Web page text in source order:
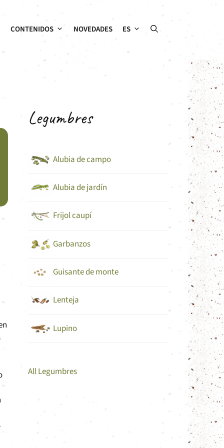
CONTENIDOS NOVEDADES ES
Legumbres
Alubia de campo
Alubia de jardín
Frijol caupí
Garbanzos
Guisante de monte
Lenteja
Lupino
All Legumbres